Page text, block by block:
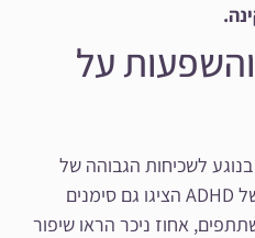
על
לשכיחות הגבוהה של
מקרים בהם אנשים עם אבחנה של ADHD הציגו גם סימנים
אחוז ניכר הראו שיפור